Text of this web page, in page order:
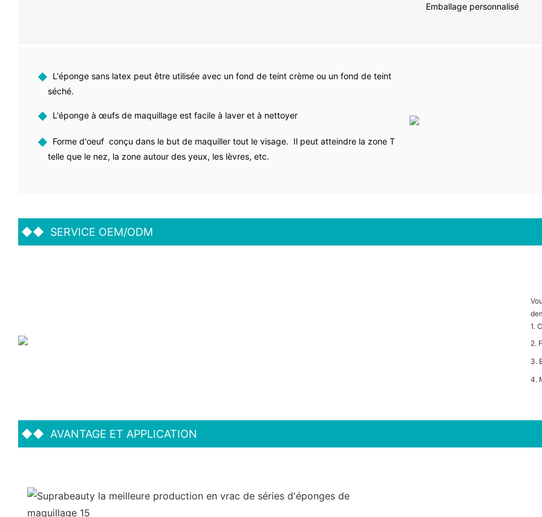
Emballage personnalisé
◆ L'éponge sans latex peut être utilisée avec un fond de teint crème ou un fond de teint
séché.
◆ L'éponge à œufs de maquillage est facile à laver et à nettoyer
◆ Forme d'oeuf conçu dans le but de maquiller tout le visage. Il peut atteindre la zone T
telle que le nez, la zone autour des yeux, les lèvres, etc.
◆◆ SERVICE OEM/ODM
1.
2.
3.
4.
◆◆ AVANTAGE ET APPLICATION